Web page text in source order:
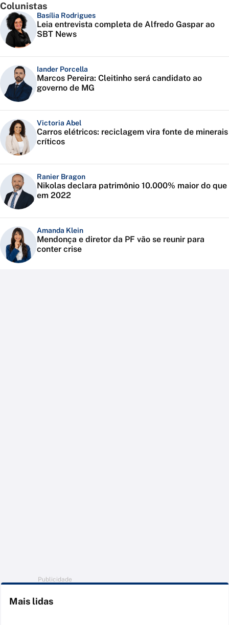
Colunistas
Basília Rodrigues
Leia entrevista completa de Alfredo Gaspar ao
SBT News
Iander Porcella
Marcos Pereira: Cleitinho será candidato ao
governo de MG
Victoria Abel
Carros elétricos: reciclagem vira fonte de minerais
críticos
Ranier Bragon
Nikolas declara patrimônio 10.000% maior do que
em 2022
Amanda Klein
Mendonça e diretor da PF vão se reunir para
conter crise
Publicidade
Mais lidas